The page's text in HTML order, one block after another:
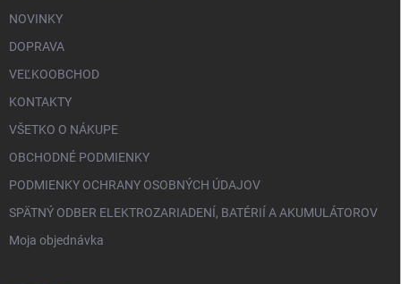
NOVINKY
DOPRAVA
VEĽKOOBCHOD
KONTAKTY
VŠETKO O NÁKUPE
OBCHODNÉ PODMIENKY
PODMIENKY OCHRANY OSOBNÝCH ÚDAJOV
SPÄTNÝ ODBER ELEKTROZARIADENÍ, BATÉRIÍ A AKUMULÁTOROV
Moja objednávka